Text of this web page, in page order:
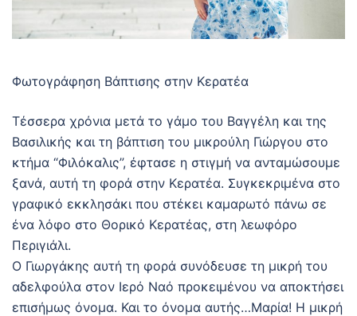
Φωτογράφηση Βάπτισης στην Κερατέα
Τέσσερα χρόνια μετά το γάμο του Βαγγέλη και της
Βασιλικής και τη βάπτιση του μικρούλη Γιώργου στο
κτήμα “Φιλόκαλις”, έφτασε η στιγμή να ανταμώσουμε
ξανά, αυτή τη φορά στην Κερατέα. Συγκεκριμένα στο
γραφικό εκκλησάκι που στέκει καμαρωτό πάνω σε
ένα λόφο στο Θορικό Κερατέας, στη λεωφόρο
Περιγιάλι.
Ο Γιωργάκης αυτή τη φορά συνόδευσε τη μικρή του
αδελφούλα στον Ιερό Ναό προκειμένου να αποκτήσει
επισήμως όνομα. Και το όνομα αυτής…Μαρία! Η μικρή